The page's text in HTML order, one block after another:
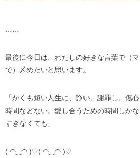
最後に今日は、わたしの好きな言葉で（
で）〆めたいと思います。
「かくも短い人生に、諍い、謝罪し、傷
時間などない。愛し合うための時間しか
すぎなくても」
( ◠‿◠ )♡( ◠‿◠ )♡